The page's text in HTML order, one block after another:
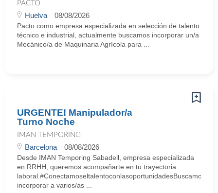
PACTO
Huelva 08/08/2026
Pacto como empresa especializada en selección de talento
técnico e industrial, actualmente buscamos incorporar un/a
Mecánico/a de Maquinaria Agrícola para ...
URGENTE! Manipulador/a
Turno Noche
IMAN TEMPORING
Barcelona 08/08/2026
Desde IMAN Temporing Sabadell, empresa especializada
en RRHH, queremos acompañarte en tu trayectoria
laboral.#ConectamoseltalentoconlasoportunidadesBuscamos
incorporar a varios/as ...